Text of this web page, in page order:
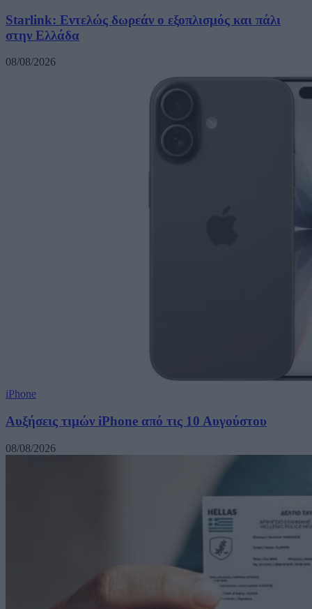
Starlink: Εντελώς δωρεάν ο εξοπλισμός και πάλι
στην Ελλάδα
08/08/2026
iPhone
Αυξήσεις τιμών iPhone από τις 10 Αυγούστου
08/08/2026